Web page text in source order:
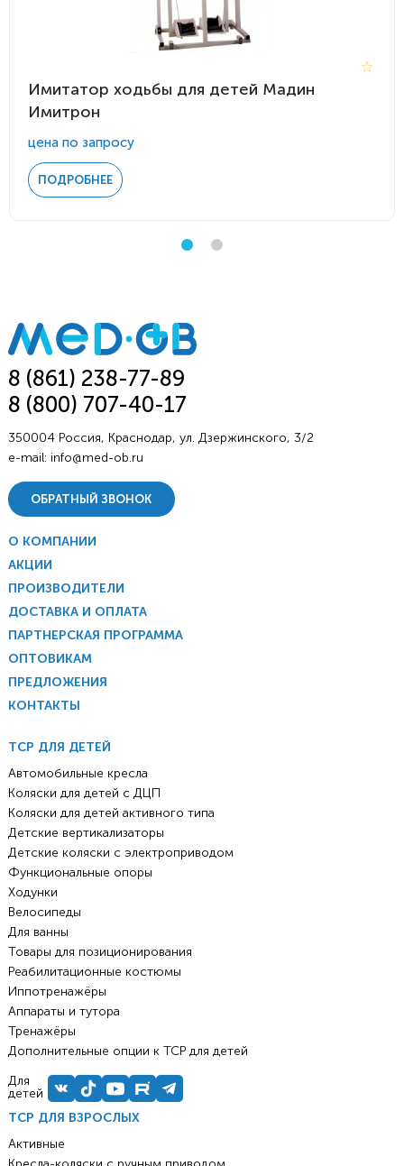
Имитатор ходьбы для детей Мадин
Имитрон
цена по запросу
ПОДРОБНЕЕ
8 (861) 238-77-89
8 (800) 707-40-17
350004 Россия, Краснодар, ул. Дзержинского, 3/2
e-mail: info@med-ob.ru
ОБРАТНЫЙ ЗВОНОК
О КОМПАНИИ
АКЦИИ
ПРОИЗВОДИТЕЛИ
ДОСТАВКА И ОПЛАТА
ПАРТНЕРСКАЯ ПРОГРАММА
ОПТОВИКАМ
ПРЕДЛОЖЕНИЯ
КОНТАКТЫ
ТСР ДЛЯ ВЗРОСЛЫХ
Активные
ТСР ДЛЯ ДЕТЕЙ
Автомобильные кресла
Коляски для детей с ДЦП
Коляски для детей активного типа
Детские вертикализаторы
Детские коляски с электроприводом
Функциональные опоры
Ходунки
Велосипеды
Для ванны
Товары для позиционирования
Реабилитационные костюмы
Иппотренажёры
Аппараты и тутора
Тренажёры
Дополнительные опции к ТСР для детей
Для
детей